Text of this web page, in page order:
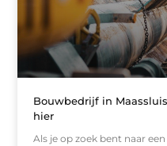
Bouwbedrijf in
hier
Als je op zoek bent naar